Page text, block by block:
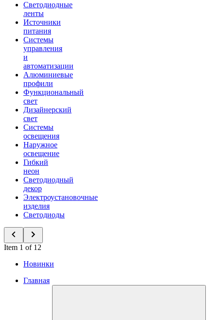
Светодиодные
ленты
Источники
питания
Системы
управления
и
автоматизации
Алюминиевые
профили
Функциональный
свет
Дизайнерский
свет
Системы
освещения
Наружное
освещение
Гибкий
неон
Светодиодный
декор
Электроустановочные
изделия
Светодиоды
Item 1 of 12
Новинки
Главная